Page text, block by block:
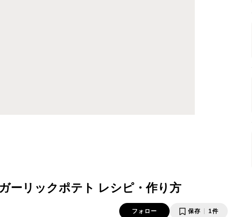
ーリックポテト レシピ・作り方
フォロー 保存 1件